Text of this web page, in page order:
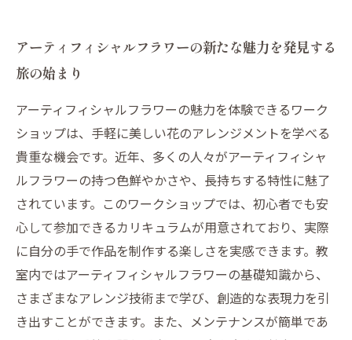
アーティフィシャルフラワーの新たな魅力を発見する
旅の始まり
アーティフィシャルフラワーの魅力を体験できるワーク
ショップは、手軽に美しい花のアレンジメントを学べる
貴重な機会です。近年、多くの人々がアーティフィシャ
ルフラワーの持つ色鮮やかさや、長持ちする特性に魅了
されています。このワークショップでは、初心者でも安
心して参加できるカリキュラムが用意されており、実際
に自分の手で作品を制作する楽しさを実感できます。教
室内ではアーティフィシャルフラワーの基礎知識から、
さまざまなアレンジ技術まで学び、創造的な表現力を引
き出すことができます。また、メンテナンスが簡単であ